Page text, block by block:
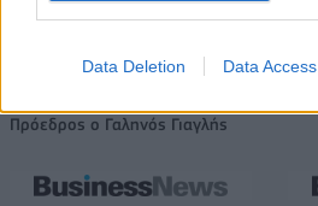
Data Deletion Data Access
Πρόεδρος ο Γαληνός Γιαγλής